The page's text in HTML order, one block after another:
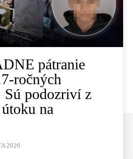
pátranie
ročných
Sú podozriví z
na
2026